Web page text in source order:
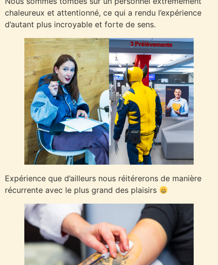
chaleureux et attentionné, ce qui a rendu l’expérience
d’autant plus incroyable et forte de sens.
Expérience que d’ailleurs nous réitérerons de manière
récurrente avec le plus grand des plaisirs